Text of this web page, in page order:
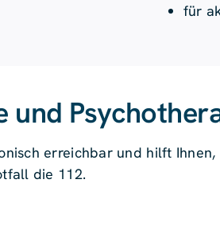
für
und
erreichbar und hilft
die 112.